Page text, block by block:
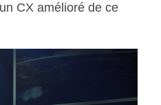
CX amélioré de ce